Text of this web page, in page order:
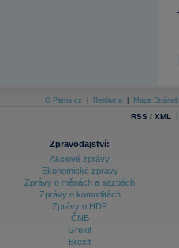
O Patria.cz Reklama Mapa Stránek
RSS / XML |
Zpravodajství:
Akciové zprávy
Ekonomické zprávy
Zprávy o měnách a sazbách
Zprávy o komoditách
Zprávy o HDP
ČNB
Grexit
Brexit